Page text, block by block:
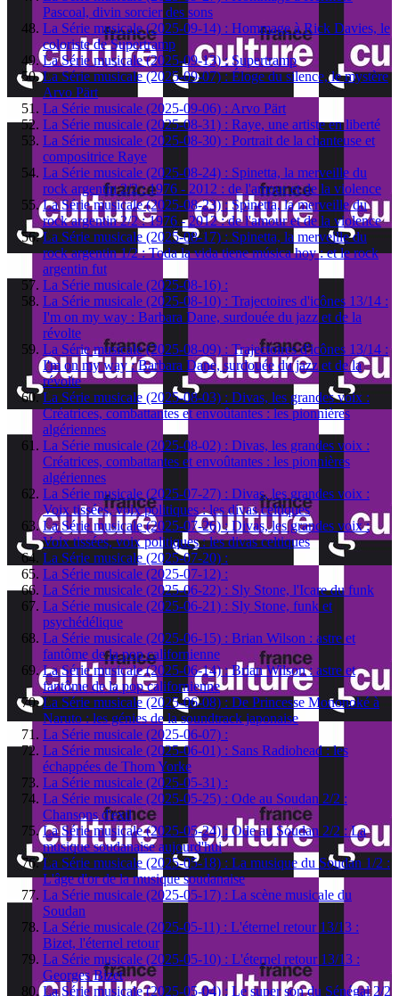
Pascoal, divin sorcier des sons
La Série musicale (2025-09-14) : Hommage à Rick Davies, le
coloriste de Supertramp
La Série musicale (2025-09-13) : Supertramp
La Série musicale (2025-09-07) : Éloge du silence, le mystère
Arvo Pärt
La Série musicale (2025-09-06) : Arvo Pärt
La Série musicale (2025-08-31) : Raye, une artiste en liberté
La Série musicale (2025-08-30) : Portrait de la chanteuse et
compositrice Raye
La Série musicale (2025-08-24) : Spinetta, la merveille du
rock argentin 2/2 : 1976 - 2012 : de l'amour et de la violence
La Série musicale (2025-08-23) : Spinetta, la merveille du
rock argentin 2/2 : 1976 - 2012 : de l'amour et de la violence
La Série musicale (2025-08-17) : Spinetta, la merveille du
rock argentin 1/2 : Toda la vida tiene música hoy : et le rock
argentin fut
La Série musicale (2025-08-16) :
La Série musicale (2025-08-10) : Trajectoires d'icônes 13/14 :
I'm on my way : Barbara Dane, surdouée du jazz et de la
révolte
La Série musicale (2025-08-09) : Trajectoires d'icônes 13/14 :
I'm on my way : Barbara Dane, surdouée du jazz et de la
révolte
La Série musicale (2025-08-03) : Divas, les grandes voix :
Créatrices, combattantes et envoûtantes : les pionnières
algériennes
La Série musicale (2025-08-02) : Divas, les grandes voix :
Créatrices, combattantes et envoûtantes : les pionnières
algériennes
La Série musicale (2025-07-27) : Divas, les grandes voix :
Voix tissées, voix politiques : les divas celtiques
La Série musicale (2025-07-26) : Divas, les grandes voix :
Voix tissées, voix politiques : les divas celtiques
La Série musicale (2025-07-20) :
La Série musicale (2025-07-12) :
La Série musicale (2025-06-22) : Sly Stone, l'Icare du funk
La Série musicale (2025-06-21) : Sly Stone, funk et
psychédélique
La Série musicale (2025-06-15) : Brian Wilson : astre et
fantôme de la pop californienne
La Série musicale (2025-06-14) : Brian Wilson : astre et
fantôme de la pop californienne
La Série musicale (2025-06-08) : De Princesse Mononoké à
Naruto : les génies de la soundtrack japonaise
La Série musicale (2025-06-07) :
La Série musicale (2025-06-01) : Sans Radiohead : les
échappées de Thom Yorke
La Série musicale (2025-05-31) :
La Série musicale (2025-05-25) : Ode au Soudan 2/2 :
Chansons d'exil
La Série musicale (2025-05-24) : Ode au Soudan 2/2 : La
musique soudanaise aujourd'hui
La Série musicale (2025-05-18) : La musique du Soudan 1/2 :
L'âge d'or de la musique soudanaise
La Série musicale (2025-05-17) : La scène musicale du
Soudan
La Série musicale (2025-05-11) : L'éternel retour 13/13 :
Bizet, l'éternel retour
La Série musicale (2025-05-10) : L'éternel retour 13/13 :
Georges Bizet
La Série musicale (2025-05-04) : Le super son du Sénégal 2/2